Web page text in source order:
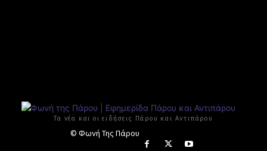
Τα νέα και οι ειδήσεις Πάρου και Αντιπάρου
© Φωνή Της Πάρου